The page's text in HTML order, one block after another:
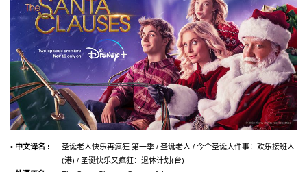
• 中文译名 :
圣诞老人快乐再疯狂 第一季 / 圣诞老人 / 今个圣诞大件事：欢乐接班人
(港) / 圣诞快乐又疯狂：退休计划(台)